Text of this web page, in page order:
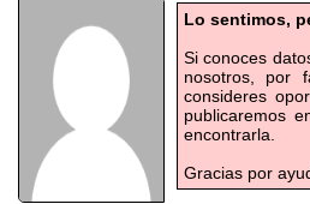
Lo sentimos,
Si conoces
nosotros, por
consideres
publicaremos
encontrarla.
Gracias por